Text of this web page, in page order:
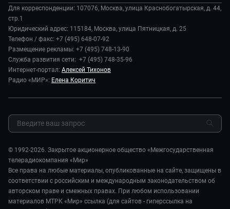
Происшествия
В содружестве
В мире
Наука и технологии
Здоровье и медицина
Спорт
Шоу-бизнес
Стиль жизни
Сад и огород
Дела судебные
Диктор делает
Игра в кино
Игра в кино. Мультфильмы
Исторический детектив
Миллион за 5 минут
Мировое соглашение
Предварительный диагноз
Пять причин поехать в...
История
Руководство
Новости компании
Пресса о нас
Карьера
Реклама
Закупки и тендеры
Обратная связь
Для корреспонденции: 107076, Москва, улица Краснобогатырская, д. 44,
стр.1
Юридический адрес: 115184, Москва, улица Пятницкая, д. 25
Телефон / факс: +7 (495) 648-07-92
Размещение рекламы: +7 (495) 748-13-90
Служба развития сети: +7 (495) 748-35-96
Интернет-портал: Алексей Тихонов
Радио «МИР»: Елена Коритич
© 1992-2026. Закрытое акционерное общество «Межгосударственная
телерадиокомпания «Мир»
Все права на любые материалы, опубликованные на сайте, защищены в
соответствии с российским и международным законодательством об
авторском праве и смежных правах. При любом использовании
материалов МТРК «Мир» ссылка (для сайтов - гиперссылка на